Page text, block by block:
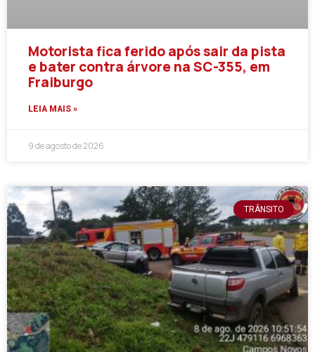
Motorista fica ferido após sair da pista
e bater contra árvore na SC-355, em
Fraiburgo
LEIA MAIS »
9 de agosto de 2026
TRÂNSITO